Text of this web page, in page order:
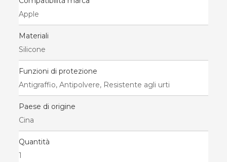
Apple
Materiali
Silicone
Funzioni di protezione
Antigraffio, Antipolvere, Resistente agli urti
Paese di origine
Cina
Quantità
1